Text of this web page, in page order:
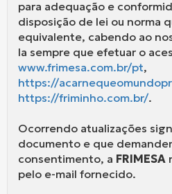
para adequação e
disposição de lei ou norma
equivalente, cabendo ao
la sempre que efetuar o
www.frimesa.com.br/pt,
https://
https://friminho.com.br/.
Ocorrendo atualizações
documento e que
consentimento, a FRIMESA
pelo e-mail fornecido.